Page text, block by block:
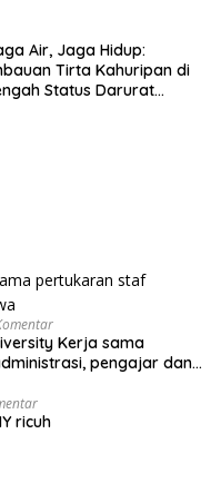
Air, Jaga Hidup:
Tirta Kahuripan di
Status Darurat
Kerja sama
pengajar dan
ricuh